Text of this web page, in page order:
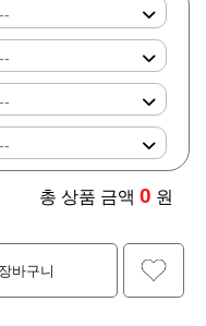
총 상품 금액 0 원
장바구니